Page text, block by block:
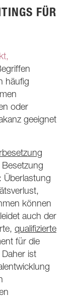
FÜR
häufig
oder
geeignet
Besetzung
Überlastung
können
auch der
qualifizierte
für die
ist